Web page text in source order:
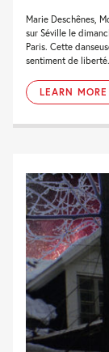
Marie Deschênes,
sur Séville le
Paris. Cette
sentiment de
LEARN MORE